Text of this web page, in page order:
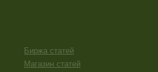
Биржа статей
Магазин статей